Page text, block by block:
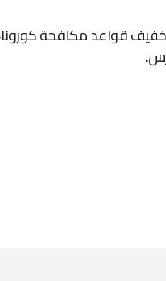
قواعد مكافحة